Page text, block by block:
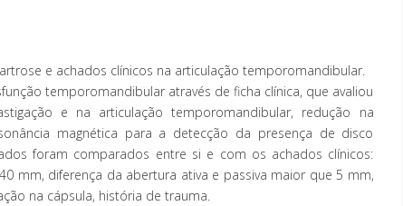
e achados clínicos na articulação temporomandibular.
temporomandibular através de ficha clínica, que avaliou
e na articulação temporomandibular, redução na
magnética para a detecção da presença de disco
foram comparados entre si e com os achados clínicos:
mm, diferença da abertura ativa e passiva maior que 5 mm,
na cápsula, história de trauma.